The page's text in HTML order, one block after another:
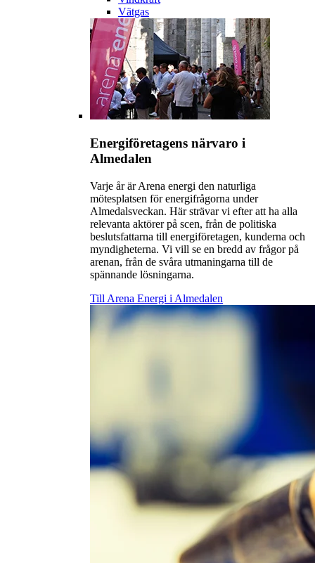
Vätgas
Energiföretagens närvaro i
Almedalen
Varje år är Arena energi den naturliga
mötesplatsen för energifrågorna under
Almedalsveckan. Här strävar vi efter att ha alla
relevanta aktörer på scen, från de politiska
beslutsfattarna till energiföretagen, kunderna och
myndigheterna. Vi vill se en bredd av frågor på
arenan, från de svåra utmaningarna till de
spännande lösningarna.
Till Arena Energi i Almedalen